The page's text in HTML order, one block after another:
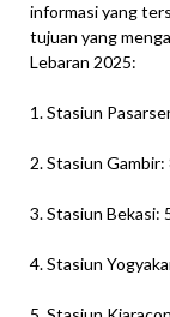
informasi yang
tujuan yang
Lebaran 2025:
1. Stasiun
2. Stasiun
3. Stasiun Bekasi:
4. Stasiun